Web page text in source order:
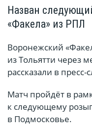
Назван
«Факела» из РПЛ
Воронежский
из Тольятти через
рассказали в пресс-
Матч пройдёт в
к следующему
в Подмосковье.